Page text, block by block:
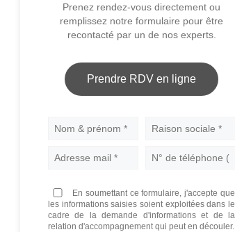
Prenez rendez-vous directement ou
remplissez notre formulaire pour être
recontacté par un de nos experts.
Prendre RDV en ligne
Nom
En soumettant ce formulaire, j'accepte que
les informations saisies soient exploitées dans le
cadre de la demande d'informations et de la
relation d'accompagnement qui peut en découler.